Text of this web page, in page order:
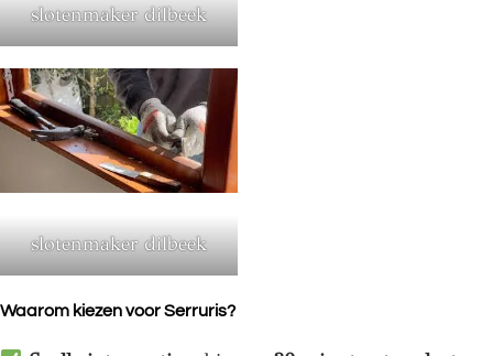
slotenmaker dilbeek
slotenmaker dilbeek
Waarom kiezen voor Serruris?